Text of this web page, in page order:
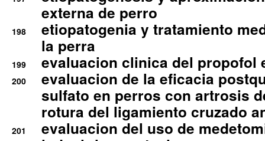
externa de perro
198
etiopatogenia y tratamiento
la perra
199 evaluacion clinica del propofol
200
evaluacion de la eficacia
sulfato en perros con artrosis
rotura del ligamiento cruzado
201
evaluacion del uso de